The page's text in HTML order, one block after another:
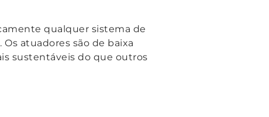
qualquer sistema de
atuadores são de baixa
sustentáveis do que outros